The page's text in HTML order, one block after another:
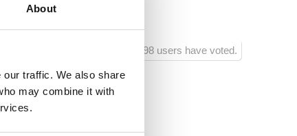
About
traffic. We also share
may combine it with
898 users have voted.
Zusätze: